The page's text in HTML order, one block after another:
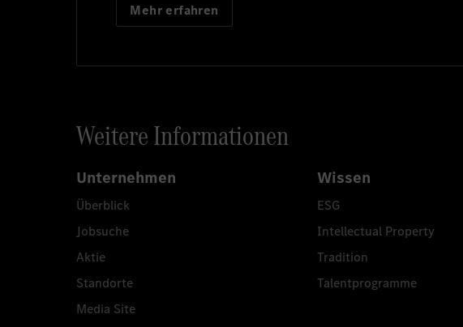
Mehr erfahren
Weitere Informationen
Unternehmen
Überblick
Jobsuche
Aktie
Standorte
Media Site
Wissen
ESG
Intellectual Property
Tradition
Talentprogramme